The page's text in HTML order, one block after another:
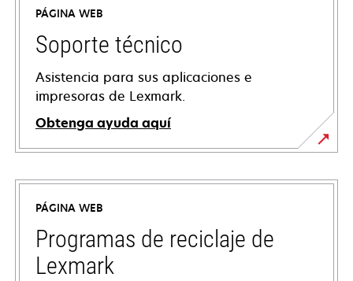
PÁGINA WEB
Soporte técnico
Asistencia para sus aplicaciones e
impresoras de Lexmark.
Obtenga ayuda aquí
se
abre
una
pestaña
nueva
PÁGINA WEB
Programas de reciclaje de
Lexmark